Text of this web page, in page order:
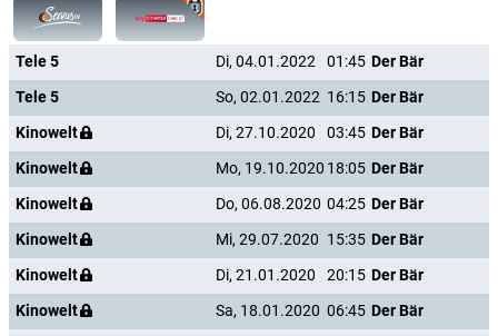
Tele 5 Di, 04.01.2022 01:45 Der Bär
Tele 5
So, 02.01.2022 16:15 Der Bär
Kinowelt
Di, 27.10.2020 03:45 Der Bär
Kinowelt
Mo, 19.10.2020 18:05 Der Bär
Kinowelt
Do, 06.08.2020 04:25 Der Bär
Kinowelt
Mi, 29.07.2020 15:35 Der Bär
Kinowelt
Di, 21.01.2020 20:15 Der Bär
Kinowelt
Sa, 18.01.2020 06:45 Der Bär